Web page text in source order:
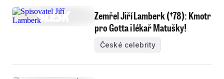
Zemřel Jiří Lamberk (†78): Kmotr
pro Gotta i lékař Matušky!
České celebrity